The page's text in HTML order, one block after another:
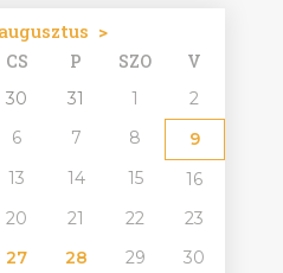
>
CS P SZO V
30 31 1
2
6 7 8
9
13 14 15
16
20 21 22
23
27 28 29
30